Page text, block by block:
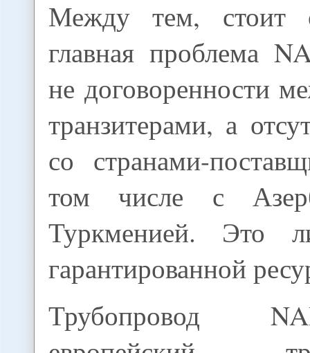
Между тем, стоит
главная проблема
не договоренности
транзитерами, а
со странами-
том числе с
Туркменией. Это
гарантированной
Трубопровод